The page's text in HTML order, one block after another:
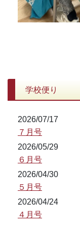
学校便り
2026/07/17
７月号
2026/05/29
６月号
2026/04/30
５月号
2026/04/24
４月号